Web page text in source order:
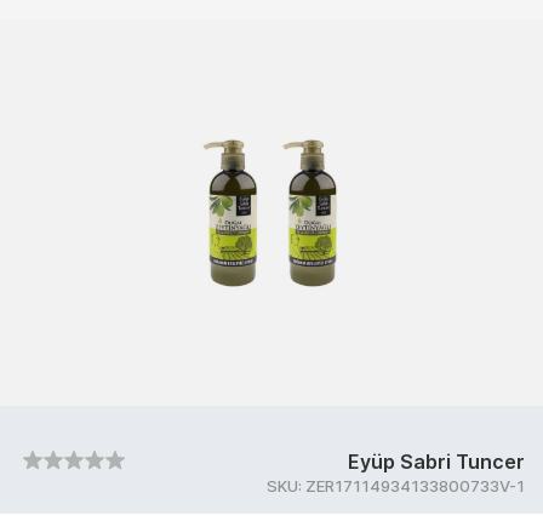
Eyüp Sabri Tuncer
SKU: ZER17114934133800733V-1